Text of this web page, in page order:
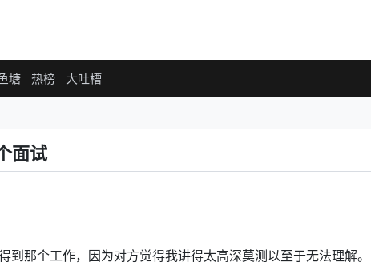
塘 热榜 大吐槽
面试
到那个工作，因为对方觉得我讲得太高深莫测以至于无法理解。